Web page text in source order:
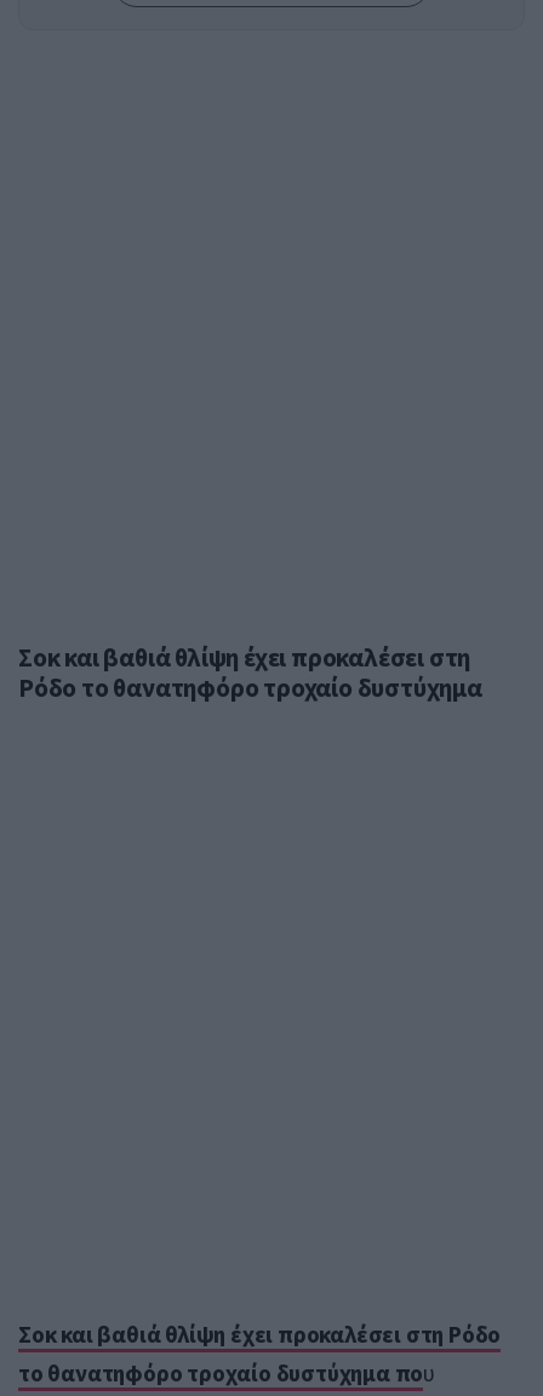
Σοκ και βαθιά θλίψη έχει προκαλέσει στη
Ρόδο το θανατηφόρο τροχαίο δυστύχημα
Σοκ και βαθιά θλίψη έχει προκαλέσει στη Ρόδο
το θανατηφόρο τροχαίο δυστύχημα που